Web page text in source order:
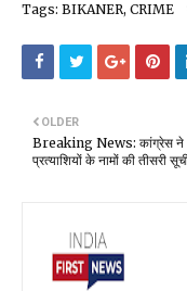
Tags: BIKANER, CRIME
OLDER
Breaking News: कांग्रेस ने
प्रत्याशियों के नामों की तीसरी